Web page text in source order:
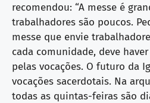
recomendou: “A messe é
trabalhadores são poucos.
messe que envie
cada comunidade, deve
pelas vocações. O futuro da
vocações sacerdotais. Na
todas as quintas-feiras são